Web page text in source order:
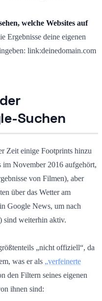
welche Websites auf
Ergebnisse deine eigenen
link:deinedomain.com
Suchen
Zeit einige Footprints hinzu
im November 2016 aufgehört,
von Filmen), aber
über das Wetter am
Google News, um nach
sind weiterhin aktiv.
„nicht offiziell“, da
was er als „verfeinerte
den Filtern seines eigenen
ihnen sind: